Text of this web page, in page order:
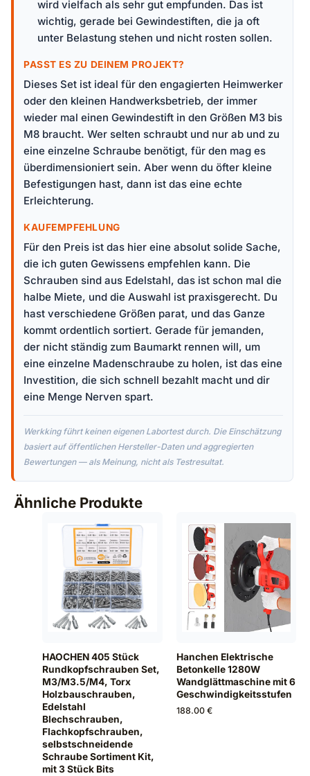
wird vielfach als sehr gut empfunden. Das ist
wichtig, gerade bei Gewindestiften, die ja oft
unter Belastung stehen und nicht rosten sollen.
PASST ES ZU DEINEM PROJEKT?
Dieses Set ist ideal für den engagierten Heimwerker
oder den kleinen Handwerksbetrieb, der immer
wieder mal einen Gewindestift in den Größen M3 bis
M8 braucht. Wer selten schraubt und nur ab und zu
eine einzelne Schraube benötigt, für den mag es
überdimensioniert sein. Aber wenn du öfter kleine
Befestigungen hast, dann ist das eine echte
Erleichterung.
KAUFEMPFEHLUNG
Für den Preis ist das hier eine absolut solide Sache,
die ich guten Gewissens empfehlen kann. Die
Schrauben sind aus Edelstahl, das ist schon mal die
halbe Miete, und die Auswahl ist praxisgerecht. Du
hast verschiedene Größen parat, und das Ganze
kommt ordentlich sortiert. Gerade für jemanden,
der nicht ständig zum Baumarkt rennen will, um
eine einzelne Madenschraube zu holen, ist das eine
Investition, die sich schnell bezahlt macht und dir
eine Menge Nerven spart.
Werkking führt keinen eigenen Labortest durch. Die Einschätzung
basiert auf öffentlichen Hersteller-Daten und aggregierten
Bewertungen — als Meinung, nicht als Testresultat.
Ähnliche Produkte
HAOCHEN 405 Stück
Rundkopfschrauben Set,
M3/M3.5/M4, Torx
Holzbauschrauben,
Edelstahl
Blechschrauben,
Flachkopfschrauben,
selbstschneidende
Schraube Sortiment Kit,
mit 3 Stück Bits
Hanchen Elektrische
Betonkelle 1280W
Wandglättmaschine mit 6
Geschwindigkeitsstufen
188.00 €